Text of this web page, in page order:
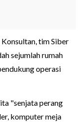
tim Siber
sejumlah rumah
operasi
"senjata perang
komputer meja